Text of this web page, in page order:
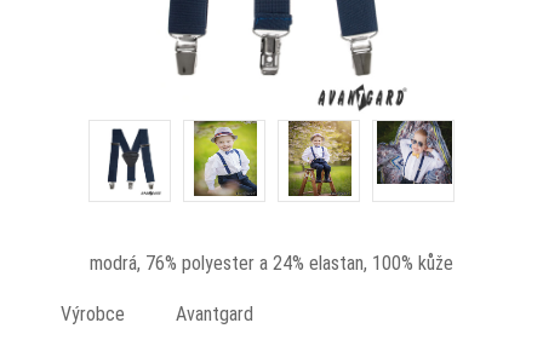
modrá, 76% polyester a 24% elastan, 100% kůže
Výrobce
Avantgard